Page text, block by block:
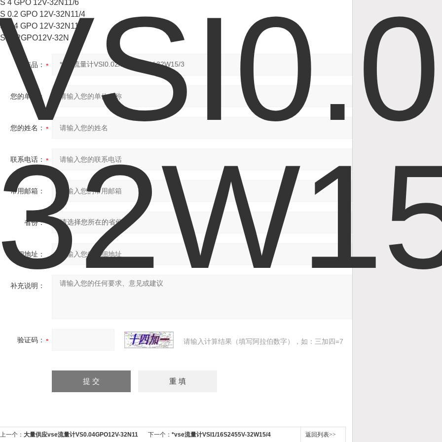
4 GPO 12V-32N11/6
0.2 GPO 12V-32N11/4
0.4 GPO 12V-32N11/2
32N
产品：
您的单位：
您的姓名：
联系电话：
常用邮箱：
省份：
详细地址：
补充说明：
验证码： 请输入计算结果（填写阿拉伯数字），如：三加四=7
上一个： 大量供应vse流量计VS0.04GPO12V-32N11 下一个： *vse流量计VSI1/16S2455V-32W15/4 返回列表>>